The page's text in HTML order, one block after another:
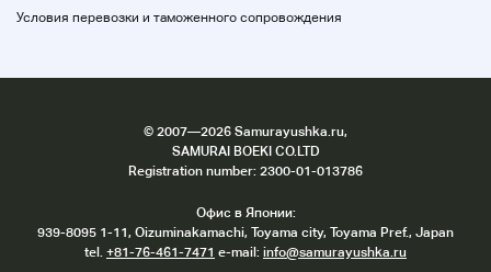
Условия перевозки и таможенного сопровождения
© 2007—2026 Samurayushka.ru,
SAMURAI BOEKI CO.LTD
Registration number: 2300-01-013786
Офис в Японии:
939-8095 1-11, Oizuminakamachi, Toyama city, Toyama Pref., Japan
tel. +81-76-461-7471 e-mail: info@samurayushka.ru